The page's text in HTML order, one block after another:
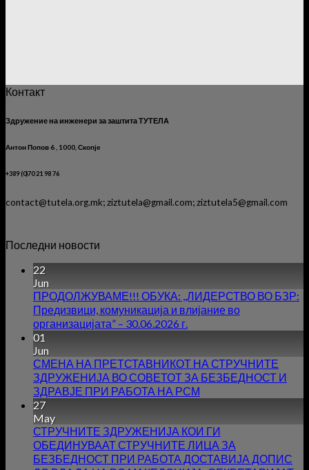
Контакт
Здружение на инженери за заштита ТУТЕЛА
Антон Попов 6 , 1000, Скопје
+389 (0)70 21 98 76
contact@tutela.org.mk; ziztutela@gmail.com; ziztutela5@gmail.com
Последни новости
22
Jun
ПРОДОЛЖУВАМЕ!!! ОБУКА: ,,ЛИДЕРСТВО ВО БЗР:
Предизвици, комуникација и влијание во
организацијата” – 30.06.2026 г.
01
Jun
СМЕНА НА ПРЕТСТАВНИКОТ НА СТРУЧНИТЕ
ЗДРУЖЕНИЈА ВО СОВЕТОТ ЗА БЕЗБЕДНОСТ И
ЗДРАВЈЕ ПРИ РАБОТА НА РСМ
27
May
СТРУЧНИТЕ ЗДРУЖЕНИЈА КОИ ГИ
ОБЕДИНУВААТ СТРУЧНИТЕ ЛИЦА ЗА
БЕЗБЕДНОСТ ПРИ РАБОТА ДОСТАВИЈА ДОПИС